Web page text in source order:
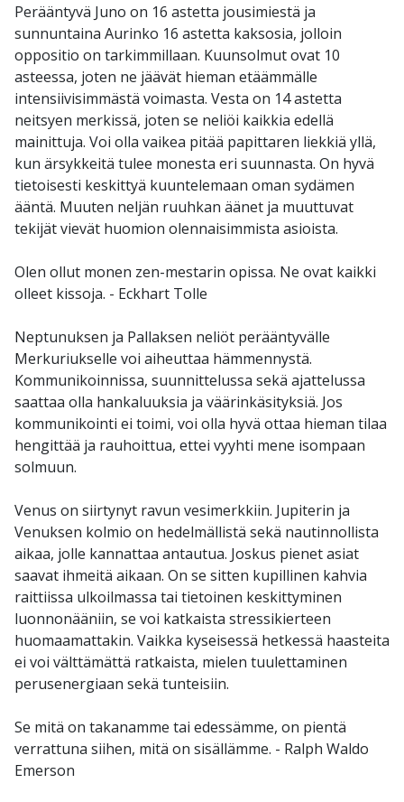
Perääntyvä Juno on 16 astetta jousimiestä ja
sunnuntaina Aurinko 16 astetta kaksosia, jolloin
oppositio on tarkimmillaan. Kuunsolmut ovat 10
asteessa, joten ne jäävät hieman etäämmälle
intensiivisimmästä voimasta. Vesta on 14 astetta
neitsyen merkissä, joten se neliöi kaikkia edellä
mainittuja. Voi olla vaikea pitää papittaren liekkiä yllä,
kun ärsykkeitä tulee monesta eri suunnasta. On hyvä
tietoisesti keskittyä kuuntelemaan oman sydämen
ääntä. Muuten neljän ruuhkan äänet ja muuttuvat
tekijät vievät huomion olennaisimmista asioista.
Olen ollut monen zen-mestarin opissa. Ne ovat kaikki
olleet kissoja. - Eckhart Tolle
Neptunuksen ja Pallaksen neliöt perääntyvälle
Merkuriukselle voi aiheuttaa hämmennystä.
Kommunikoinnissa, suunnittelussa sekä ajattelussa
saattaa olla hankaluuksia ja väärinkäsityksiä. Jos
kommunikointi ei toimi, voi olla hyvä ottaa hieman tilaa
hengittää ja rauhoittua, ettei vyyhti mene isompaan
solmuun.
Venus on siirtynyt ravun vesimerkkiin. Jupiterin ja
Venuksen kolmio on hedelmällistä sekä nautinnollista
aikaa, jolle kannattaa antautua. Joskus pienet asiat
saavat ihmeitä aikaan. On se sitten kupillinen kahvia
raittiissa ulkoilmassa tai tietoinen keskittyminen
luonnonääniin, se voi katkaista stressikierteen
huomaamattakin. Vaikka kyseisessä hetkessä haasteita
ei voi välttämättä ratkaista, mielen tuulettaminen
perusenergiaan sekä tunteisiin.
Se mitä on takanamme tai edessämme, on pientä
verrattuna siihen, mitä on sisällämme. - Ralph Waldo
Emerson